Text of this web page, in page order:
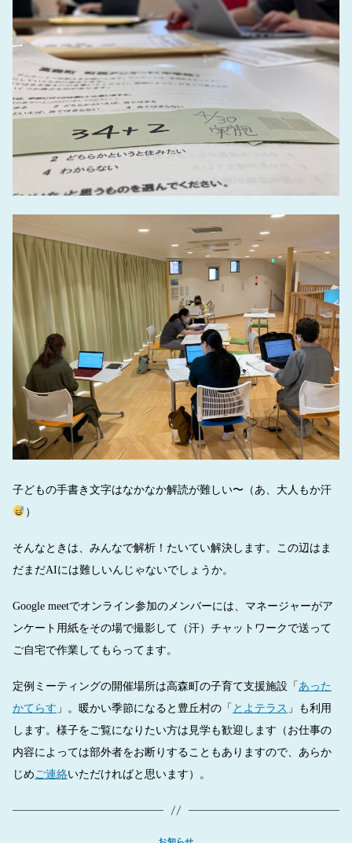
子どもの手書き文字はなかなか解読が難しい〜（あ、大人もか汗
）
そんなときは、みんなで解析！たいてい解決します。この辺はま
だまだAIには難しいんじゃないでしょうか。
Google meetでオンライン参加のメンバーには、マネージャーがア
ンケート用紙をその場で撮影して（汗）チャットワークで送って
ご自宅で作業してもらってます。
定例ミーティングの開催場所は高森町の子育て支援施設「あった
かてらす 」。暖かい季節になると豊丘村の「 とよテラス 」も利用
します。様子をご覧になりたい方は見学も歓迎します（お仕事の
内容によっては部外者をお断りすることもありますので、あらか
じめご連絡いただければと思います）。
カ